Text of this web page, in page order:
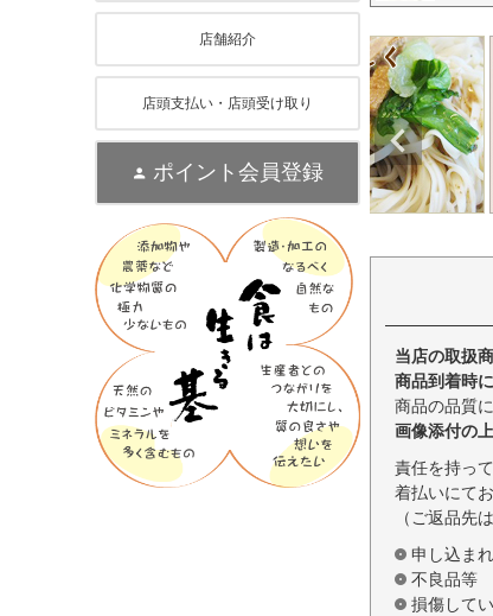
店舗紹介
店頭支払い・店頭受け取り
ポイント会員登録
当店の取扱
商品到着時
商品の品質
画像添付の
責任を持って
着払いにて
（ご返品先
申し込ま
不良品等
損傷して